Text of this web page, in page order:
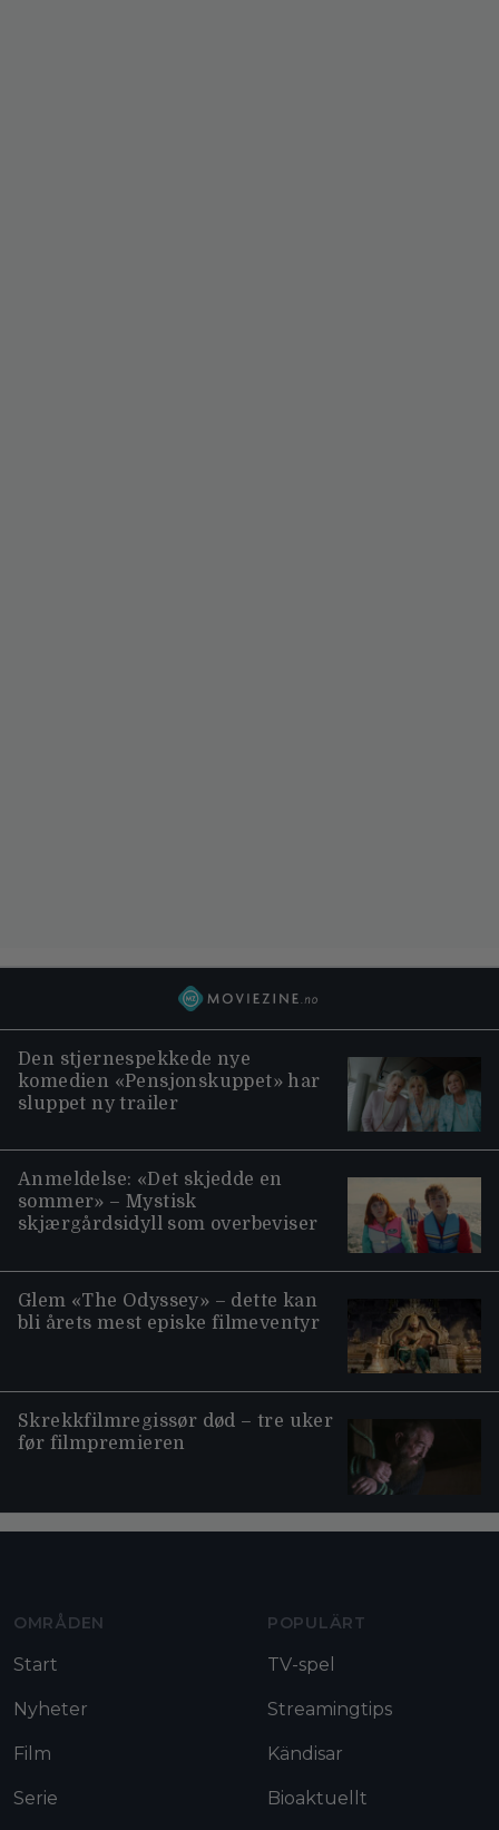
Den stjernespekkede nye
komedien «Pensjonskuppet» har
sluppet ny trailer
Anmeldelse: «Det skjedde en
sommer» – Mystisk
skjærgårdsidyll som overbeviser
Glem «The Odyssey» – dette kan
bli årets mest episke filmeventyr
Skrekkfilmregissør død – tre uker
før filmpremieren
OMRÅDEN
Start
Nyheter
Film
Serie
POPULÄRT
TV-spel
Streamingtips
Kändisar
Bioaktuellt